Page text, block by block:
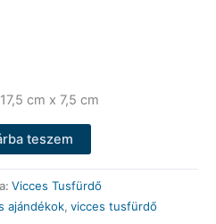
cm x 7,5 cm
teszem
Vicces Tusfürdő
ajándékok, vicces tusfürdő